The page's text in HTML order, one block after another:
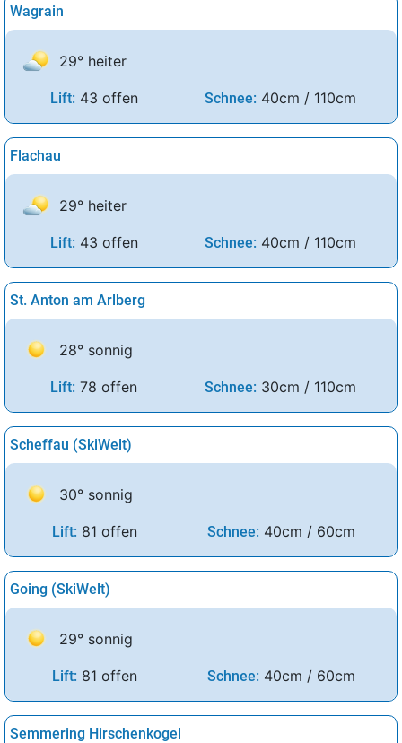
Wagrain
29° heiter
Lift: 43 offen Schnee: 40cm / 110cm
Flachau
29° heiter
Lift: 43 offen Schnee: 40cm / 110cm
St. Anton am Arlberg
28° sonnig
Lift: 78 offen Schnee: 30cm / 110cm
Scheffau (SkiWelt)
30° sonnig
Lift: 81 offen Schnee: 40cm / 60cm
Going (SkiWelt)
29° sonnig
Lift: 81 offen Schnee: 40cm / 60cm
Semmering Hirschenkogel